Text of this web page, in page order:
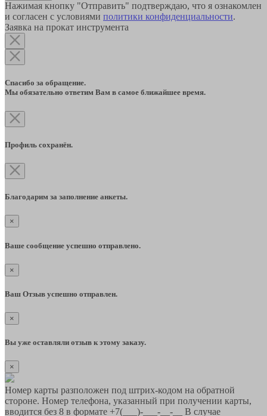
Нажимая кнопку "Отправить" подтверждаю, что я ознакомлен
и согласен с условиями политики конфиденциальности.
Заявка на прокат инструмента
Спасибо за обращение.
Мы обязательно ответим Вам в самое ближайшее время.
Профиль сохранён.
Благодарим за заполнение анкеты.
×
Ваше сообщение успешно отправлено.
×
Ваш Отзыв успешно отправлен.
×
Вы уже оставляли отзыв к этому заказу.
×
Номер карты разположен под штрих-кодом на обратной
стороне. Номер телефона, указанный при получении карты,
вводится без 8 в формате +7(___)-___-__-__ В случае